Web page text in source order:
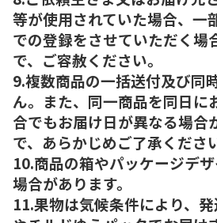
等が使用されていた場合、一
での登録をさせていただく場
で、ご容赦ください。
9.複数商品の一括送付及び同
ん。また、同一商品を同日に
合でもお届け日が異なる場合
で、あらかじめご了承くださ
10.商品の箱やパッケージデ
場合があります。
11.果物は気候条件により、